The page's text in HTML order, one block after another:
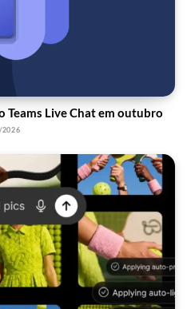
Live Chat em outubro